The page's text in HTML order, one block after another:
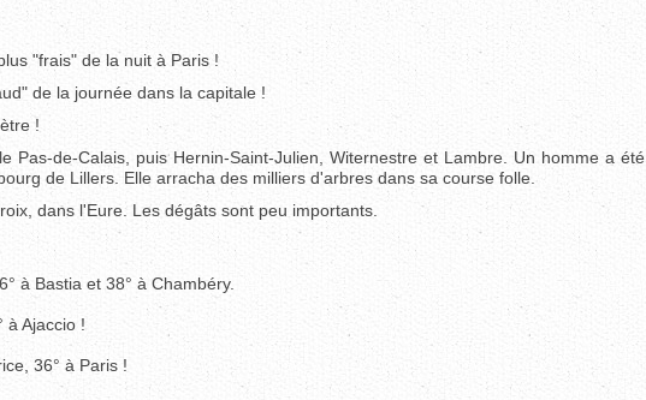
"frais" de la nuit à Paris !
de la journée dans la capitale !
!
Pas-de-Calais, puis Hernin-Saint-Julien, Witernestre et Lambre. Un homme a été
de Lillers. Elle arracha des milliers d'arbres dans sa course folle.
dans l'Eure. Les dégâts sont peu importants.
à Bastia et 38° à Chambéry.
à Ajaccio !
36° à Paris !